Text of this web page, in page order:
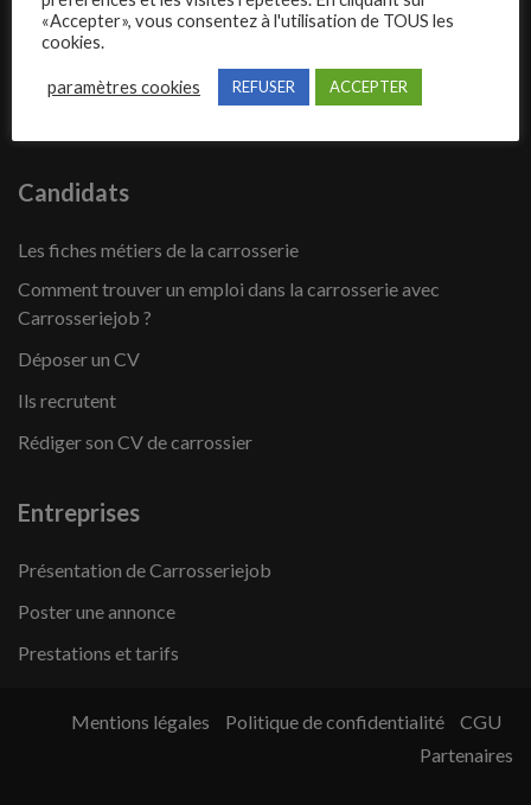
Questions fréquentes
Blog
Candidats
Les fiches métiers de la carrosserie
Comment trouver un emploi dans la carrosserie avec
Carrosseriejob ?
Déposer un CV
Ils recrutent
Rédiger son CV de carrossier
Entreprises
Présentation de Carrosseriejob
Poster une annonce
Prestations et tarifs
Mentions légales Politique de confidentialité
CGU
Partenaires
«Accepter», vous consentez à l'utilisation de TOUS les
cookies.
paramètres cookies REFUSER ACCEPTER